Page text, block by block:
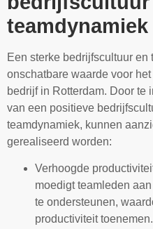
teamdynamiek
Een sterke bedrijfscultuur
onschatbare waarde voor
bedrijf in Rotterdam. Door te
van een positieve
teamdynamiek, kunnen
gerealiseerd worden:
Verhoogde
moedigt teamleden
te ondersteunen,
productiviteit toenemen.